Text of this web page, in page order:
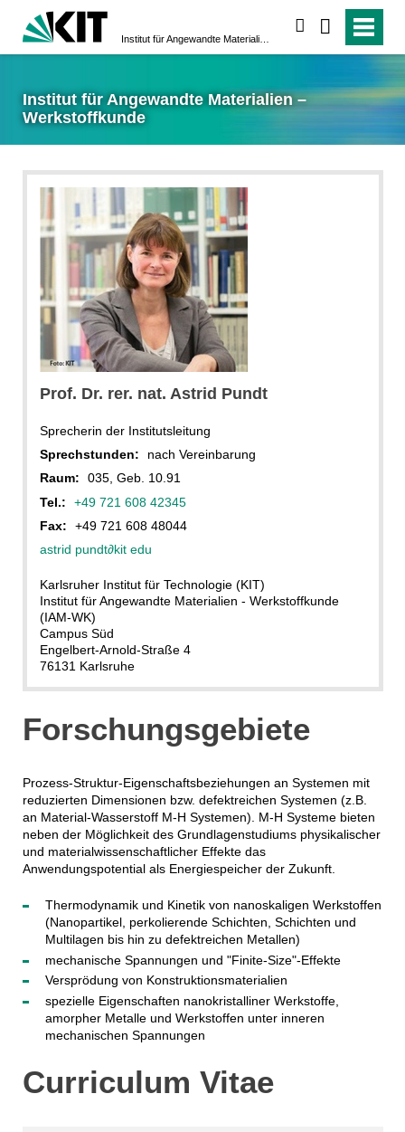
Institut für Angewandte Materialien –
Werkstoffkunde
Prof. Dr. rer. nat. Astrid Pundt
Sprecherin der Institutsleitung
Sprechstunden:
nach Vereinbarung
Raum:
035, Geb. 10.91
Tel.:
+49 721 608 42345
Fax:
+49 721 608 48044
astrid pundt∂kit edu
Karlsruher Institut für Technologie (KIT)
Institut für Angewandte Materialien - Werkstoffkunde
(IAM-WK)
Campus Süd
Engelbert-Arnold-Straße 4
76131 Karlsruhe
Forschungsgebiete
Prozess-Struktur-Eigenschaftsbeziehungen an Systemen mit
reduzierten Dimensionen bzw. defektreichen Systemen (z.B.
an Material-Wasserstoff M-H Systemen). M-H Systeme bieten
neben der Möglichkeit des Grundlagenstudiums physikalischer
und materialwissenschaftlicher Effekte das
Anwendungspotential als Energiespeicher der Zukunft.
Thermodynamik und Kinetik von nanoskaligen Werkstoffen
(Nanopartikel, perkolierende Schichten, Schichten und
Multilagen bis hin zu defektreichen Metallen)
mechanische Spannungen und "Finite-Size"-Effekte
Versprödung von Konstruktionsmaterialien
spezielle Eigenschaften nanokristalliner Werkstoffe,
amorpher Metalle und Werkstoffen unter inneren
mechanischen Spannungen
Curriculum Vitae